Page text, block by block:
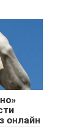
онлайн